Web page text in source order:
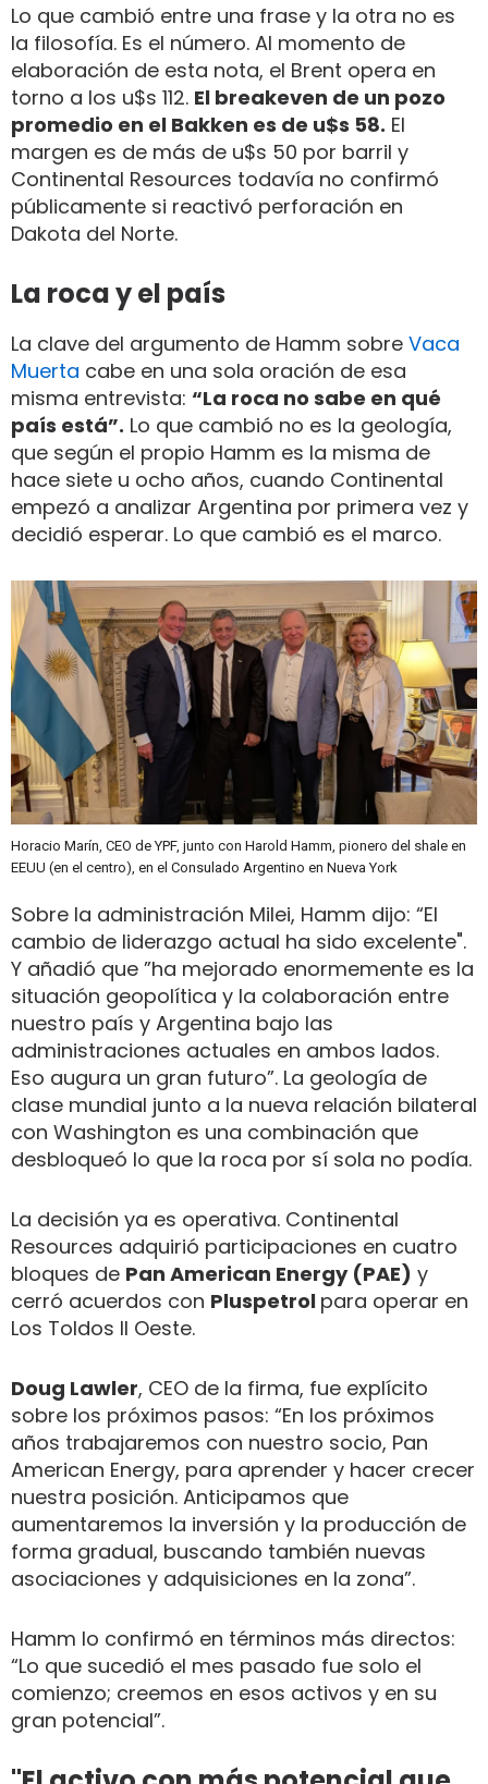
Lo que cambió entre una frase y la otra no es
la filosofía. Es el número. Al momento de
elaboración de esta nota, el Brent opera en
torno a los u$s 112. El breakeven de un pozo
promedio en el Bakken es de u$s 58. El
margen es de más de u$s 50 por barril y
Continental Resources todavía no confirmó
públicamente si reactivó perforación en
Dakota del Norte.
La roca y el país
La clave del argumento de Hamm sobre Vaca
Muerta cabe en una sola oración de esa
misma entrevista: “La roca no sabe en qué
país está”. Lo que cambió no es la geología,
que según el propio Hamm es la misma de
hace siete u ocho años, cuando Continental
empezó a analizar Argentina por primera vez y
decidió esperar. Lo que cambió es el marco.
Horacio Marín, CEO de YPF, junto con Harold Hamm, pionero del shale en
EEUU (en el centro), en el Consulado Argentino en Nueva York
Sobre la administración Milei, Hamm dijo: “El
cambio de liderazgo actual ha sido excelente".
Y añadió que ”ha mejorado enormemente es la
situación geopolítica y la colaboración entre
nuestro país y Argentina bajo las
administraciones actuales en ambos lados.
Eso augura un gran futuro”. La geología de
clase mundial junto a la nueva relación bilateral
con Washington es una combinación que
desbloqueó lo que la roca por sí sola no podía.
La decisión ya es operativa. Continental
Resources adquirió participaciones en cuatro
bloques de Pan American Energy (PAE) y
cerró acuerdos con Pluspetrol para operar en
Los Toldos II Oeste.
Doug Lawler, CEO de la firma, fue explícito
sobre los próximos pasos: “En los próximos
años trabajaremos con nuestro socio, Pan
American Energy, para aprender y hacer crecer
nuestra posición. Anticipamos que
aumentaremos la inversión y la producción de
forma gradual, buscando también nuevas
asociaciones y adquisiciones en la zona”.
Hamm lo confirmó en términos más directos:
“Lo que sucedió el mes pasado fue solo el
comienzo; creemos en esos activos y en su
gran potencial”.